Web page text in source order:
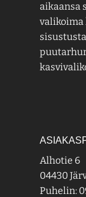
aikaansa
valikoima
Alhotie 6
04430
Puhelin: